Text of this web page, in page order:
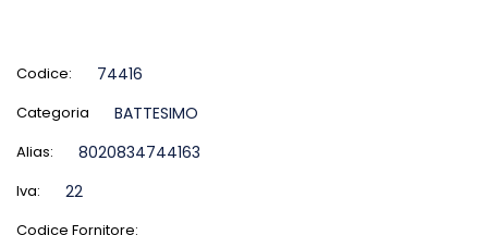
Codice: 74416
Categoria BATTESIMO
Alias: 8020834744163
Iva: 22
Codice Fornitore: